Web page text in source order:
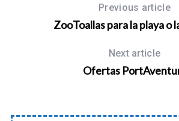
Previous article
ZooToallas para la playa o
Next article
Ofertas